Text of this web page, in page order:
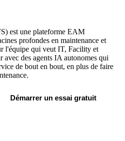
est une plateforme EAM
profondes en maintenance et
l'équipe qui veut IT, Facility et
avec des agents IA autonomes qui
de bout en bout, en plus de faire
Démarrer un essai gratuit